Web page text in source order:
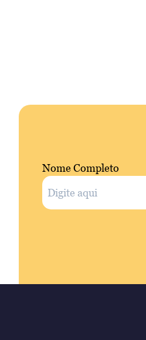
Nome Completo